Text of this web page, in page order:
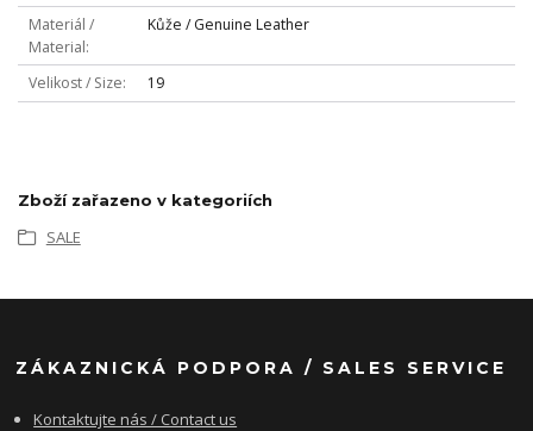
Materiál /
Material
Kůže / Genuine Leather
Velikost / Size 19
Zboží zařazeno v kategoriích
SALE
ZÁKAZNICKÁ PODPORA / SALES SERVICE
Kontaktujte nás / Contact us